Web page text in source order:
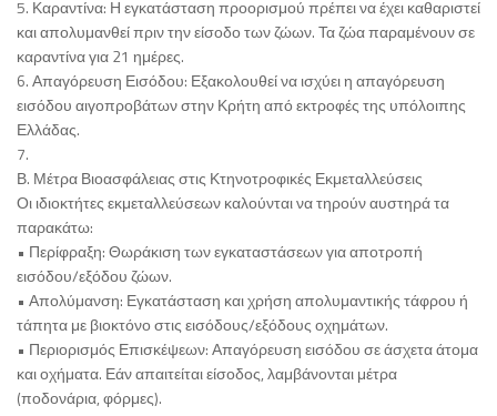
5. Καραντίνα: Η εγκατάσταση προορισμού πρέπει να έχει καθαριστεί
και απολυμανθεί πριν την είσοδο των ζώων. Τα ζώα παραμένουν σε
καραντίνα για 21 ημέρες.
6. Απαγόρευση Εισόδου: Εξακολουθεί να ισχύει η απαγόρευση
εισόδου αιγοπροβάτων στην Κρήτη από εκτροφές της υπόλοιπης
Ελλάδας.
7.
Β. Μέτρα Βιοασφάλειας στις Κτηνοτροφικές Εκμεταλλεύσεις
Οι ιδιοκτήτες εκμεταλλεύσεων καλούνται να τηρούν αυστηρά τα
παρακάτω:
• Περίφραξη: Θωράκιση των εγκαταστάσεων για αποτροπή
εισόδου/εξόδου ζώων.
• Απολύμανση: Εγκατάσταση και χρήση απολυμαντικής τάφρου ή
τάπητα με βιοκτόνο στις εισόδους/εξόδους οχημάτων.
• Περιορισμός Επισκέψεων: Απαγόρευση εισόδου σε άσχετα άτομα
και οχήματα. Εάν απαιτείται είσοδος, λαμβάνονται μέτρα
(ποδονάρια, φόρμες).